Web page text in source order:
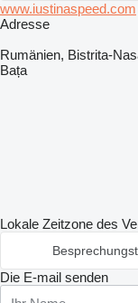
www.iustinaspeed.com
Adresse
Rumänien, Bistrita-
Bața
Lokale Zeitzone des
Die E-mail senden